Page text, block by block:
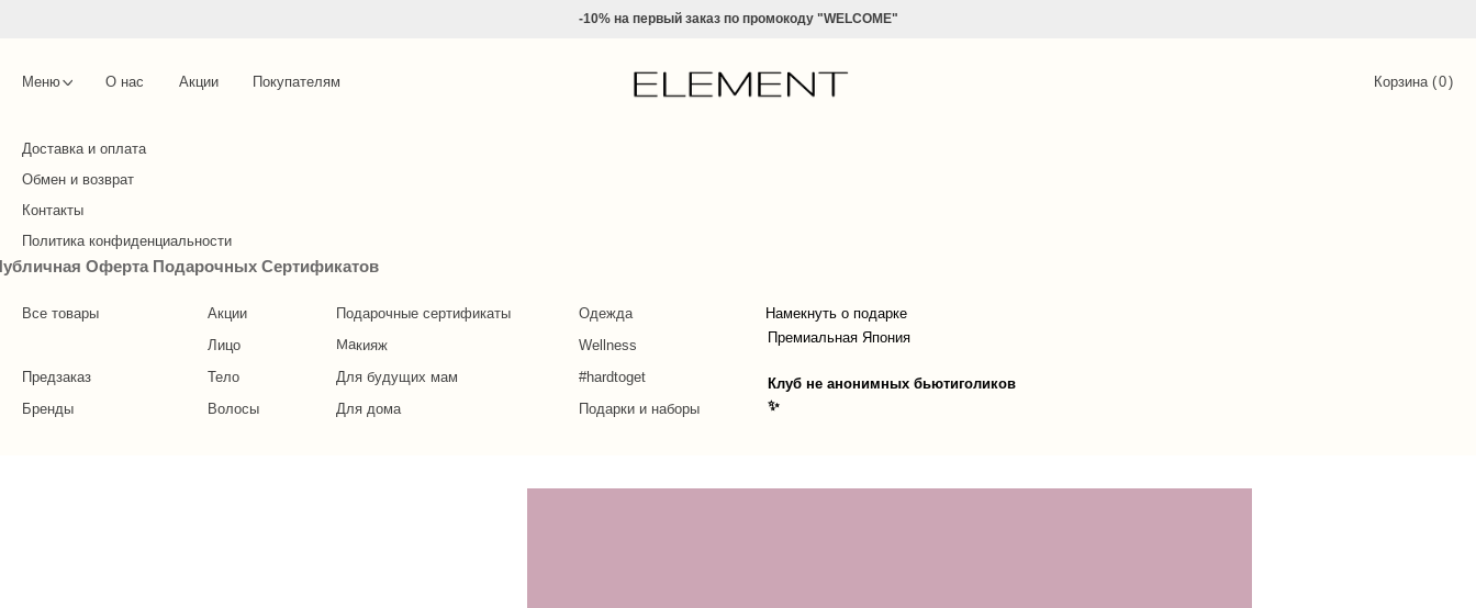
-10% напервый заказ по промокоду "WELCOME"
Меню О нас Акции Покупателям Корзина (0)
Доставка и оплата
Обмен и возврат
Контакты
Оферта Подарочных Сертификатов
Политика конфиденциальности
Предзаказ
Все товары
#hardtoget
Бренды
Акции
Element x Инсан
Лицо
Тело
Волосы
Макияж
Для будущих мам
Для дома
Подарки и наборы
Одежда
Wellness
Подарочные сертификаты
Намекнуть о подарке
Премиальная Япония
Клуб не анонимных бьютиголиков
✨